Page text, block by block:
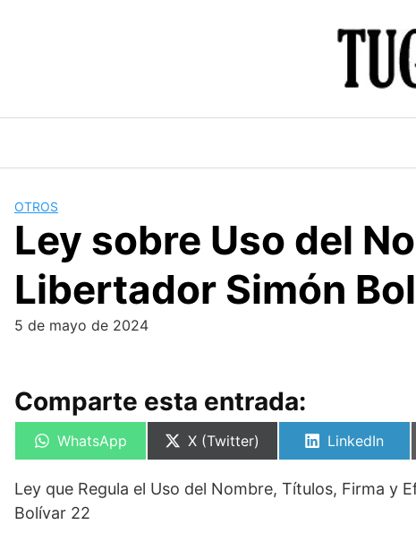
OTROS
Ley sobre Uso del
Libertador Simón
5 de mayo de 2024
Comparte esta entrada:
Compartir
WhatsApp
Compartir
X (Twitter)
Compartir
LinkedIn
Ley que Regula el Uso del Nombre, Títulos, Firma y
Bolívar 22